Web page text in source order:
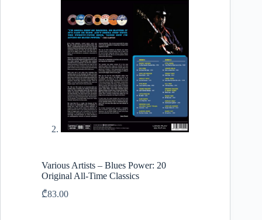
Various Artists – Blues Power: 20
Original All-Time Classics
₾83.00